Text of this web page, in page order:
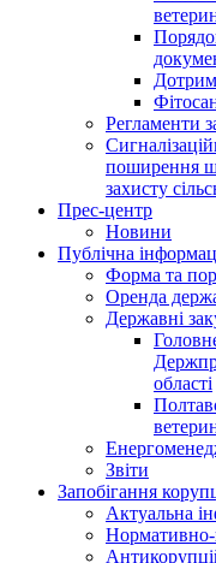
Регламенти
поширення
захисту
Прес-центр
Новини
Публічна
Форма та
Оренда
Державні
області
Звіти
Запобігання
Актуальна
Нормативно-